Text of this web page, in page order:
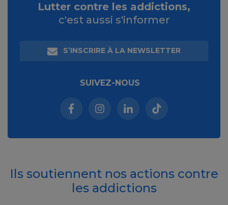
Lutter contre les addictions,
c'est aussi s'informer
S’INSCRIRE À LA NEWSLETTER
SUIVEZ-NOUS
Facebook (nouvelle fenêtre)
Instagram (nouvelle fenêtre)
Linkedin (nouvelle
Tiktok (nouvelle
Ils soutiennent nos actions contre
les addictions